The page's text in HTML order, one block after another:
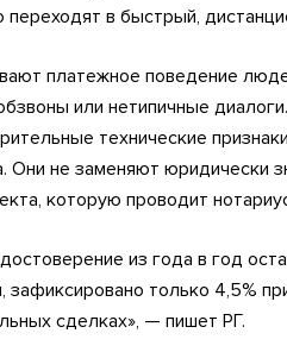
переходят в быстрый,
платежное поведение
или нетипичные
технические
Они не заменяют юридически
которую проводит
из года в год
зафиксировано только 4,5%
сделках», — пишет РГ.